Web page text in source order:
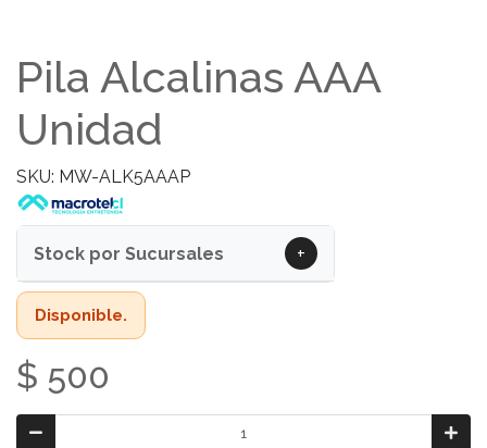
Pila Alcalinas AAA
Unidad
SKU: MW-ALK5AAAP
Stock por Sucursales +
Disponible.
$ 500